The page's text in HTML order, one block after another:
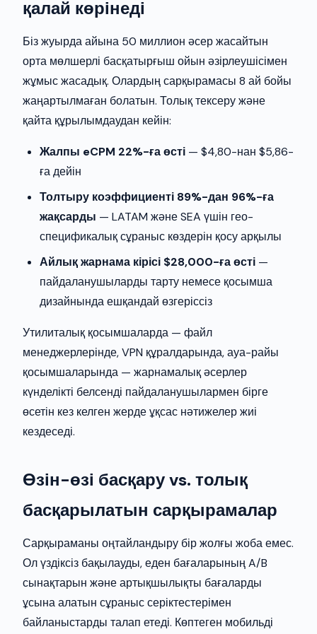
қалай көрінеді
Біз жуырда айына 50 миллион әсер жасайтын
орта мөлшерлі басқатырғыш ойын әзірлеушісімен
жұмыс жасадық. Олардың сарқырамасы 8 ай бойы
жаңартылмаған болатын. Толық тексеру және
қайта құрылымдаудан кейін:
Жалпы eCPM 22%-ға өсті — $4,80-нан $5,86-
ға дейін
Толтыру коэффициенті 89%-дан 96%-ға
жақсарды — LATAM және SEA үшін гео-
спецификалық сұраныс көздерін қосу арқылы
Айлық жарнама кірісі $28,000-ға өсті —
пайдаланушыларды тарту немесе қосымша
дизайнында ешқандай өзгеріссіз
Утилиталық қосымшаларда — файл
менеджерлерінде, VPN құралдарында, ауа-райы
қосымшаларында — жарнамалық әсерлер
күнделікті белсенді пайдаланушылармен бірге
өсетін кез келген жерде ұқсас нәтижелер жиі
кездеседі.
Өзін-өзі басқару vs. толық
басқарылатын сарқырамалар
Сарқыраманы оңтайландыру бір жолғы жоба емес.
Ол үздіксіз бақылауды, еден бағаларының A/B
сынақтарын және артықшылықты бағаларды
ұсына алатын сұраныс серіктестерімен
байланыстарды талап етеді. Көптеген мобильді